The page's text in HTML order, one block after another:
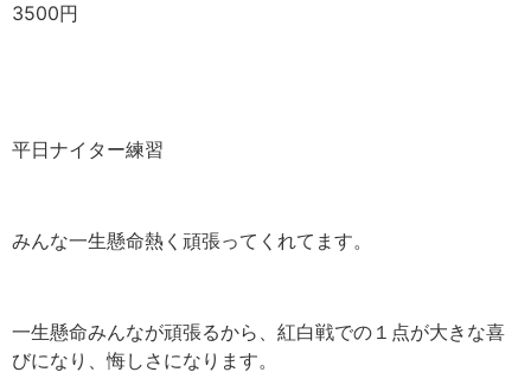
3500円
平日ナイター練習
みんな一生懸命熱く頑張ってくれてます。
一生懸命みんなが頑張るから、紅白戦での１点が大きな喜
びになり、悔しさになります。